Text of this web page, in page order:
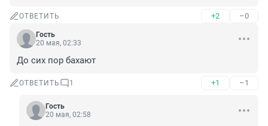
ОТВЕТИТЬ +2 –0
Гость
20 мая, 02:33
До сих пор бахают
ОТВЕТИТЬ 1 +1 –1
Гость
20 мая, 02:58